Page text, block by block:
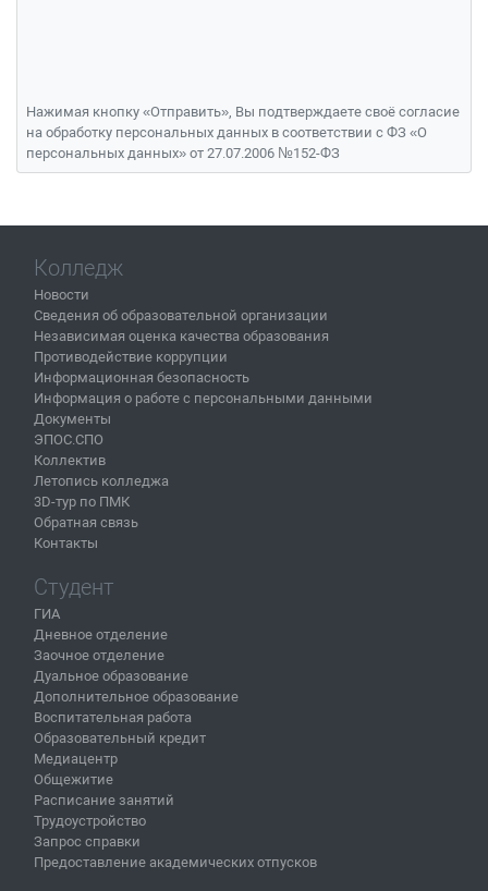
Нажимая кнопку «Отправить», Вы подтверждаете своё согласие
на обработку персональных данных в соответствии с ФЗ «О
персональных данных» от 27.07.2006 №152-ФЗ
Колледж
Новости
Сведения об образовательной организации
Независимая оценка качества образования
Противодействие коррупции
Информационная безопасность
Информация о работе с персональными данными
Документы
ЭПОС.СПО
Коллектив
Летопись колледжа
3D-тур по ПМК
Обратная связь
Контакты
Студент
ГИА
Дневное отделение
Заочное отделение
Дуальное образование
Дополнительное образование
Воспитательная работа
Образовательный кредит
Медиацентр
Общежитие
Расписание занятий
Трудоустройство
Запрос справки
Предоставление академических отпусков